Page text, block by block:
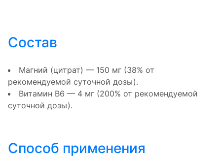
Состав
Магний (цитрат) — 150 мг (38% от
рекомендуемой суточной дозы).
Витамин В6 — 4 мг (200% от рекомендуемой
суточной дозы).
Способ применения